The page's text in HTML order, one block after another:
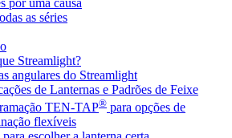
as séries
Streamlight?
angulares do Streamlight
de Lanternas e Padrões de Feixe
TEN-TAP® para opções de
flexíveis